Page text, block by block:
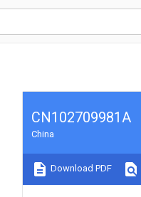
CN102709981A
China
Download PDF